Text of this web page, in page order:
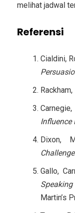
melihat jadwal
Referensi
Cialdini,
Rackham,
Influence
Dixon,
Gallo,
Speaking
Martin’s